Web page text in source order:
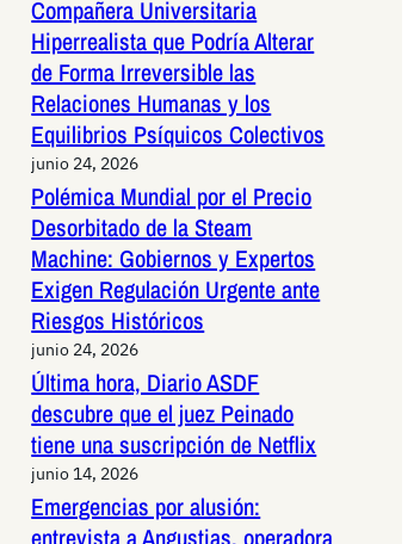
Compañera Universitaria
Hiperrealista que Podría Alterar
de Forma Irreversible las
Relaciones Humanas y los
Equilibrios Psíquicos Colectivos
junio 24, 2026
Polémica Mundial por el Precio
Desorbitado de la Steam
Machine: Gobiernos y Expertos
Exigen Regulación Urgente ante
Riesgos Históricos
junio 24, 2026
Última hora, Diario ASDF
descubre que el juez Peinado
tiene una suscripción de Netflix
junio 14, 2026
Emergencias por alusión:
entrevista a Angustias, operadora